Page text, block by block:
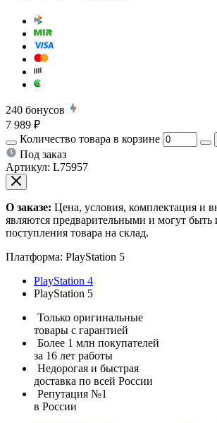
240 бонусов
7 989 ₽
Количество товара в корзине
Под заказ
Артикул: L75957
О заказе: Цена, условия, комплектация и
являются предварительными и могут
поступления товара на склад.
Платформа: PlayStation 5
PlayStation 4
PlayStation 5
Только оригинальные
товары с гарантией
Более 1 млн покупателей
за 16 лет работы
Недорогая и быстрая
доставка по всей России
Репутация №1
в России